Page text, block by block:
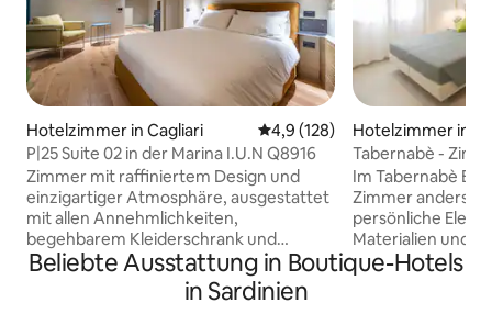
Hotelzimmer in Cagliari Durchschnittliche Bewertung:
4,9 (128)
P|25 Suite 02 in der Marina I.U.N Q8916
Zimmer mit raffiniertem Design und
einzigartiger Atmosphäre, ausgestattet
mit allen Annehmlichkeiten,
begehbarem Kleiderschrank und
eigenem Bad. Den Gästen steht ein
gemeinsamer Eingangsbereich zur
Verfügung, der bis ins kleinste Detail
Hotelzimmer in
Tabernabè -
Doppelbett
Im Tabernabè
Zimmer anders
persönliche
Materialien und
verliehen wird,
definieren, und
Beliebte Ausstattung in Boutique-Hotels
in Sardinien